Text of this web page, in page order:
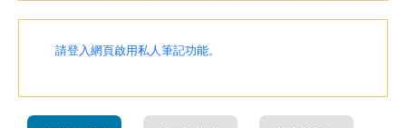
請登入網頁啟用私人筆記功能。